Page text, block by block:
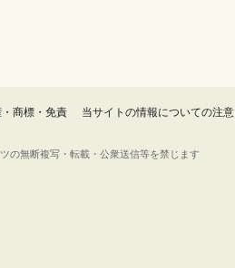
商標・免責 当サイトの情報についての注意
の無断複写・転載・公衆送信等を禁じます